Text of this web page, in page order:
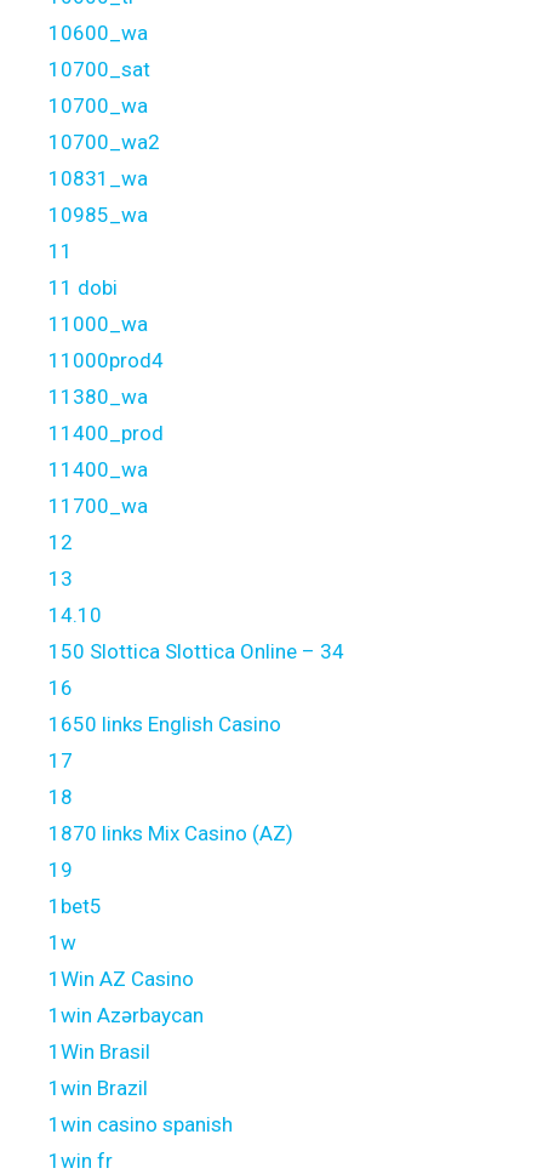
10600_wa
10700_sat
10700_wa
10700_wa2
10831_wa
10985_wa
11
11 dobi
11000_wa
11000prod4
11380_wa
11400_prod
11400_wa
11700_wa
12
13
14.10
150 Slottica Slottica Online – 34
16
1650 links English Casino
17
18
1870 links Mix Casino (AZ)
19
1bet5
1w
1Win AZ Casino
1win Azərbaycan
1Win Brasil
1win Brazil
1win casino spanish
1win fr